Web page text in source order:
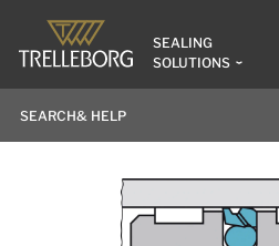
SEALING
SOLUTIONS